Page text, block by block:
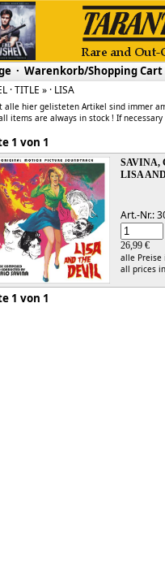
· Warenkorb/Shopping Cart
· TITLE » · LISA
alle hier gelisteten Artikel sind immer
items are always in stock ! If
1 von 1
SAVINA,
LISA
Art.-Nr.:
26,99 €
alle
all prices
1 von 1